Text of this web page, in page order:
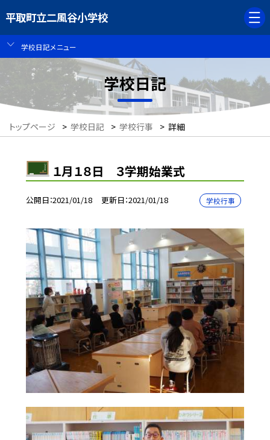
平取町立二風谷小学校
学校日記メニュー
学校日記
トップページ > 学校日記 > 学校行事 > 詳細
１月１８日 ３学期始業式
公開日 2021/01/18 更新日 2021/01/18 学校行事